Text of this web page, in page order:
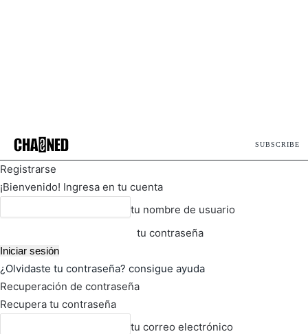
SUBSCRIBE
Registrarse
¡Bienvenido! Ingresa en tu cuenta
tu nombre de usuario
tu contraseña
¿Olvidaste tu contraseña? consigue ayuda
Recuperación de contraseña
Recupera tu contraseña
tu correo electrónico